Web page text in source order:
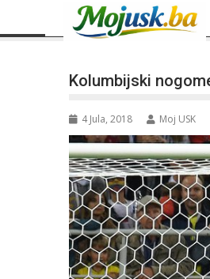
Kolumbijski
4 Jula, 2018 Moj USK